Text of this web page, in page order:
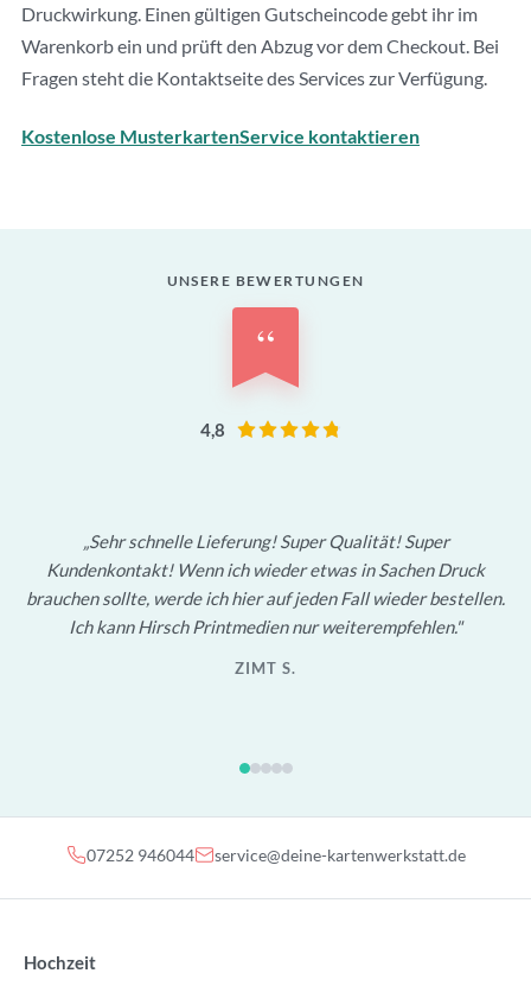
Druckwirkung. Einen gültigen Gutscheincode gebt ihr im
Warenkorb ein und prüft den Abzug vor dem Checkout. Bei
Fragen steht die Kontaktseite des Services zur Verfügung.
Kostenlose MusterkartenService kontaktieren
UNSERE BEWERTUNGEN
“
4,8
Sehr schnelle Lieferung! Super Qualität! Super
Kundenkontakt! Wenn ich wieder etwas in Sachen Druck
brauchen sollte, werde ich hier auf jeden Fall wieder bestellen.
Ich kann Hirsch Printmedien nur weiterempfehlen.
ZIMT S.
07252 946044 service@deine-kartenwerkstatt.de
Hochzeit